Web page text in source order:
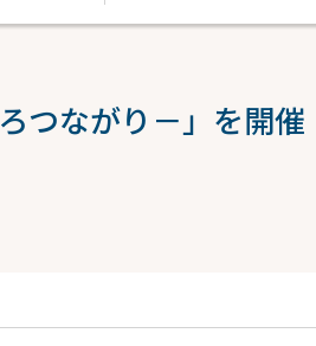
つながり－」を開催